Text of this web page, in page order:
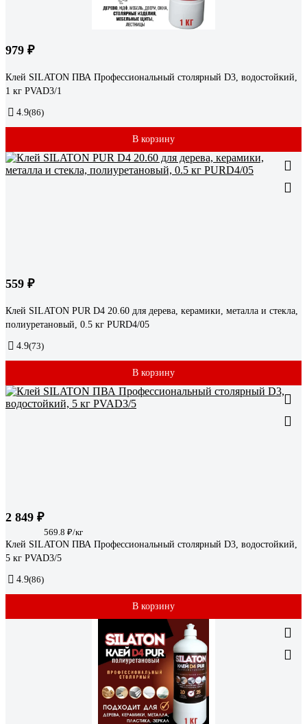
979 ₽
Клей SILATON ПВА Профессиональный столярный D3, водостойкий,
1 кг PVAD3/1
4.9(86)
В корзину
559 ₽
Клей SILATON PUR D4 20.60 для дерева, керамики, металла и стекла,
полиуретановый, 0.5 кг PURD4/05
4.9(73)
В корзину
2 849 ₽
569.8 ₽/кг
Клей SILATON ПВА Профессиональный столярный D3, водостойкий,
5 кг PVAD3/5
4.9(86)
В корзину